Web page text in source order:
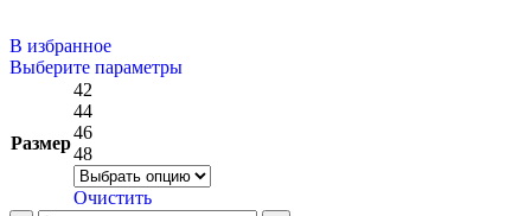
В избранное
Выберите параметры
Размер
42
44
46
48
Очистить